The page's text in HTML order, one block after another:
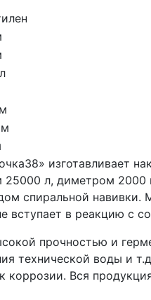
изготавливает
л, диметром 2000
спиральной навивки.
вступает в реакцию с
прочностью и
технической воды и
коррозии. Вся